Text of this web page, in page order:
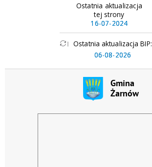
Ostatnia aktualizacja
tej strony
16-07-2024
Ostatnia aktualizacja BIP:
06-08-2026